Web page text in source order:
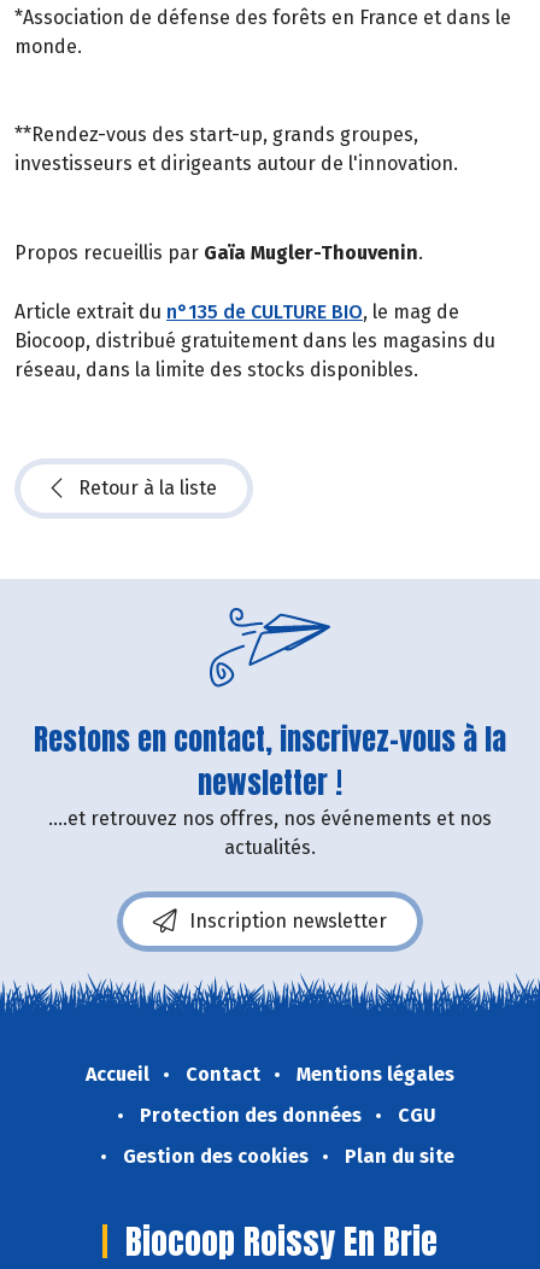
*Association de défense des forêts en France et dans le
monde.
**Rendez-vous des start-up, grands groupes,
investisseurs et dirigeants autour de l'innovation.
Propos recueillis par Gaïa Mugler-Thouvenin.
Article extrait du n°135 de CULTURE BIO, le mag de
Biocoop, distribué gratuitement dans les magasins du
réseau, dans la limite des stocks disponibles.
Retour à la liste
Restons en contact, inscrivez-vous à la
newsletter !
....et retrouvez nos offres, nos événements et nos
actualités.
Inscription newsletter
Accueil Contact
Mentions légales
Protection des données
CGU
Gestion des cookies
Plan du site
Biocoop Roissy En Brie